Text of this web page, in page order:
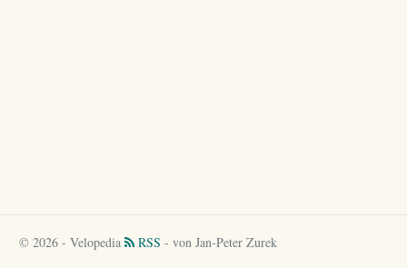
© 2026 - Velopedia RSS - von Jan-Peter Zurek